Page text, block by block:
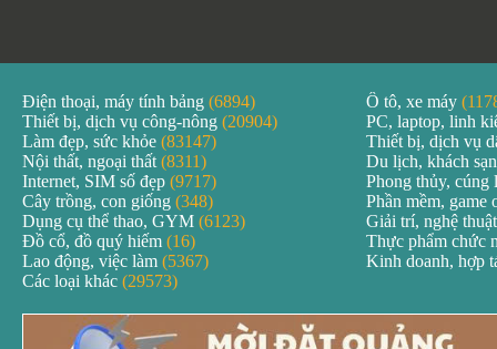
Điện thoại, máy tính bảng (6894) Ô tô, xe máy
Thiết bị, dịch vụ công-nông (20904)
PC, laptop, linh
Làm đẹp, sức khỏe (83147)
Thiết bị, dịch vụ
Nội thất, ngoại thất (8311)
Du lịch, khách
Internet, SIM số đẹp (9717)
Phong thủy, cúng
Cây trồng, con giống (348)
Phần mềm, game
Dụng cụ thể thao, GYM (6123)
Giải trí, nghệ
Đồ cổ, đồ quý hiếm (16)
Thực phẩm chức
Lao động, việc làm (5367)
Kinh doanh, hợp
Các loại khác (29573)